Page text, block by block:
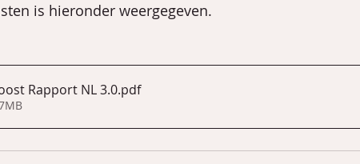
is hieronder weergegeven.
Rapport NL 3.0.pdf